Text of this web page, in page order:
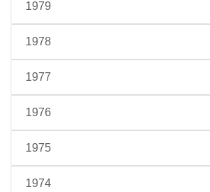
1979
1978
1977
1976
1975
1974